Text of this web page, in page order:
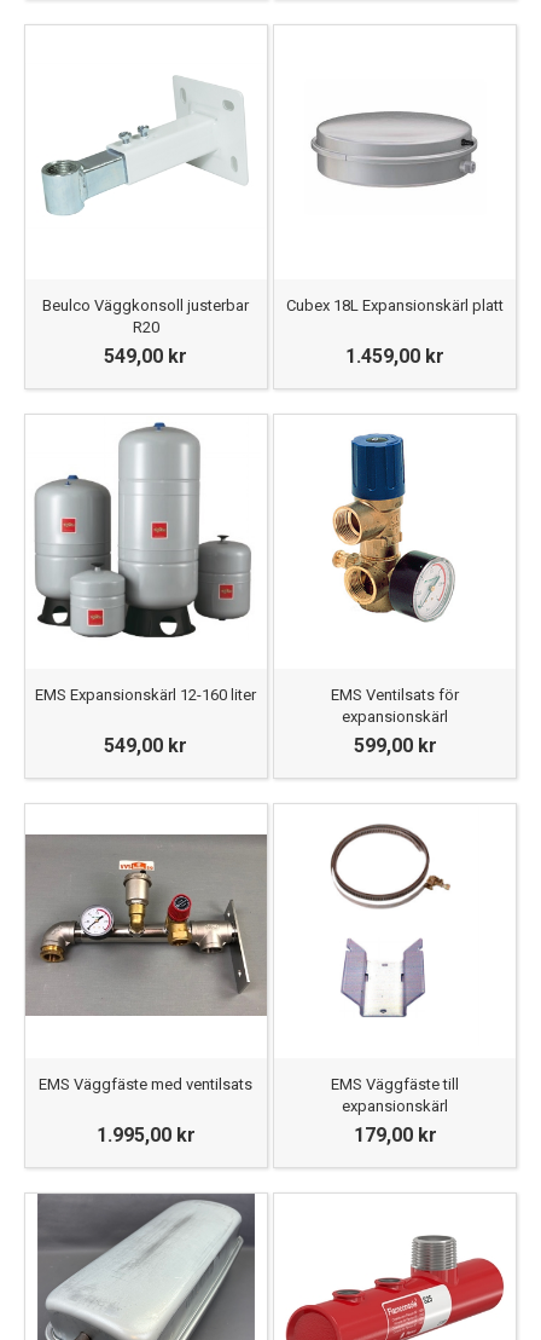
Beulco Väggkonsoll justerbar
R20
549,00 kr
Cubex 18L Expansionskärl platt
1.459,00 kr
EMS Expansionskärl 12-160 liter
549,00 kr
EMS Ventilsats för
expansionskärl
599,00 kr
EMS Väggfäste med ventilsats
1.995,00 kr
EMS Väggfäste till
expansionskärl
179,00 kr